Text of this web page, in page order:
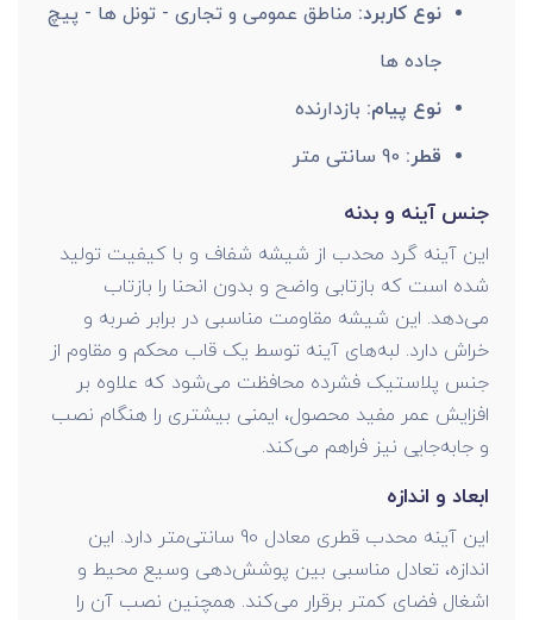
نوع کاربرد: مناطق عمومی و تجاری - تونل ها - پیچ
جاده ها
نوع پیام: بازدارنده
قطر:
جنس آینه و بدنه
این آینه گرد محدب از شیشه شفاف و با کیفیت تولید
شده است که بازتابی واضح و بدون انحنا را بازتاب
می‌دهد. این شیشه مقاومت مناسبی در برابر ضربه و
خراش دارد. لبه‌های آینه توسط یک قاب محکم و مقاوم از
جنس پلاستیک فشرده محافظت می‌شود که علاوه بر
افزایش عمر مفید محصول، ایمنی بیشتری را هنگام نصب
و جابه‌جایی نیز فراهم می‌کند.
ابعاد و اندازه
این آینه محدب قطری معادل 90 سانتی‌متر دارد. این
اندازه، تعادل مناسبی بین پوشش‌دهی وسیع محیط و
اشغال فضای کمتر برقرار می‌کند. همچنین نصب آن را